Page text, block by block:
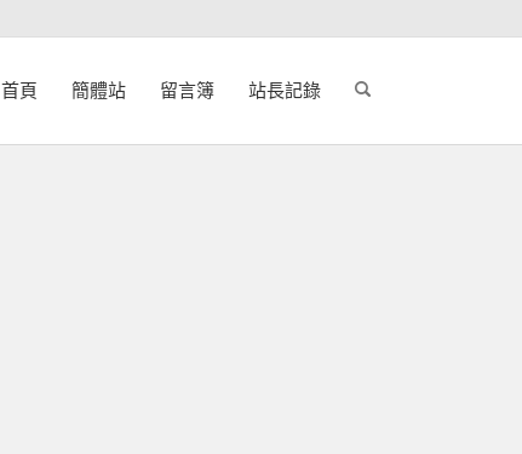
首頁 簡體站 留言簿 站長記錄